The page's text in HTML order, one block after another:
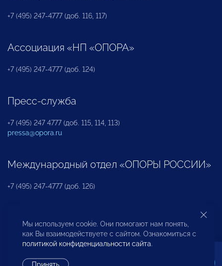
+7 (495) 247-4777 (доб. 116, 117)
Ассоциация «НП «ОПОРА»
+7 (495) 247-4777 (доб. 124)
Пресс-служба
+7 (495) 247 4777 (доб. 115, 114, 113)
pressa@opora.ru
Международный отдел «ОПОРЫ РОССИИ»
+7 (495) 247-4777 (доб. 126)
Бюро по защите прав предпринимателей и
инвесторов
Мы используем cookie. Они помогают нам понять,
как Вы взаимодействуете с сайтом. Ознакомиться с
политикой конфиденциальности сайта.
Принять